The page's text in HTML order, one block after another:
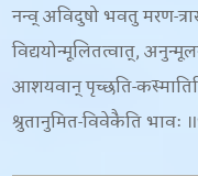
नन्व् अविदुषो भवतु मरण-
विद्ययोन्मूलितत्वात्,
आशयवान् पृच्छति-
श्रुतानुमित-विवेकैति भावः